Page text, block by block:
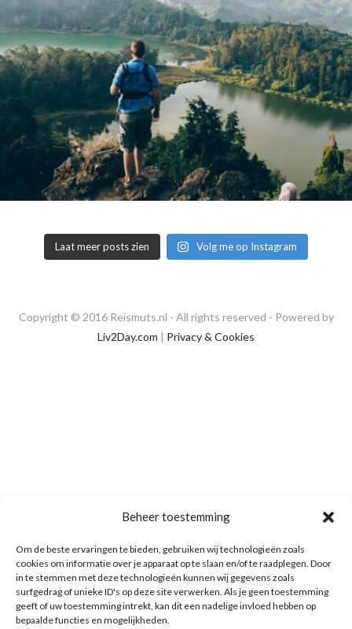
Beheer toestemming
Om de beste ervaringen te bieden, gebruiken wij technologieën zoals
cookies om informatie over je apparaat op te slaan en/of te raadplegen. Door
in te stemmen met deze technologieën kunnen wij gegevens zoals
surfgedrag of unieke ID's op deze site verwerken. Als je geen toestemming
geeft of uw toestemming intrekt, kan dit een nadelige invloed hebben op
bepaalde functies en mogelijkheden.
Laat meer posts zien Volg me op Instagram
Copyright © 2016 Reismuts.nl - All rights reserved - Powered by
Liv2Day.com
Privacy & Cookies